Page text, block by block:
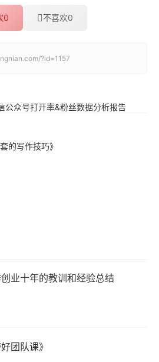
0 不喜欢0
?id=1157
众号打开率&粉丝数据分析报告
的写作技巧》
业十年的教训和经验总结
团队课》